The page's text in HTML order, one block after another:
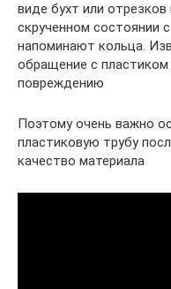
виде бухт или
скрученном состоянии
напоминают кольца.
обращение с
повреждению
Поэтому очень важно
пластиковую трубу
качество материала